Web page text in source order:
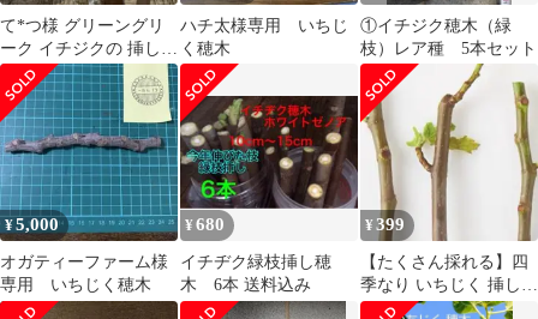
て*つ様 グリーングリ
ーク イチジクの 挿し木
用穂木3節 2本 オークシ
ョン形式
ハチ太様専用 いちじ
く穂木
①イチジク穂木（緑
枝）レア種 5本セット
¥5,000
オガティーファーム様
専用 いちじく穂木
¥680
イチヂク緑枝挿し穂
木 6本 送料込み
¥399
【たくさん採れる】四
季なり いちじく 挿し木
穂 3本セット5cm★初心